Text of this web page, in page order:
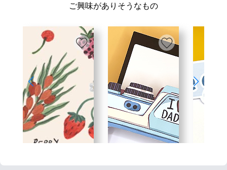
ご興味がありそうなもの